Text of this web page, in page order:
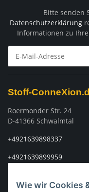
Wie wir Cookies
Bitte senden
Datenschutzerklärung
Informationen zu
Stoff-
Roermonder Str. 24
D-41366 Schwalmtal
+4921639898337
+4921639899959